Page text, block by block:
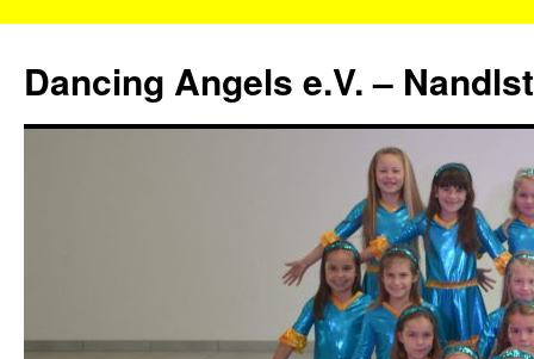
springen
Dancing Angels e.V. –